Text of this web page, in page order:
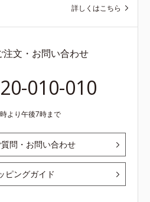
詳しくはこちら
注文・お問い合わせ
010-010
より午後7時まで
問・お問い合わせ
ピングガイド